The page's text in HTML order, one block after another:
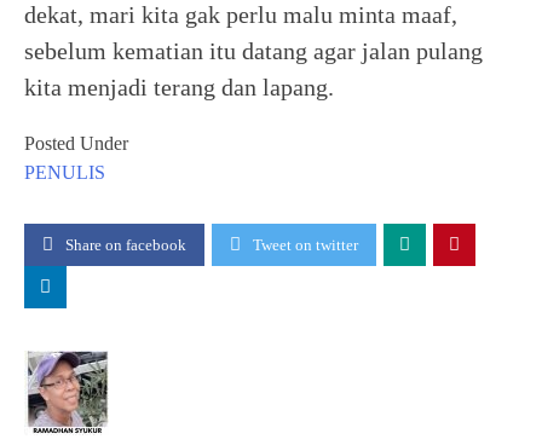
dekat, mari kita gak perlu malu minta maaf,
sebelum kematian itu datang agar jalan pulang
kita menjadi terang dan lapang.
Posted Under
PENULIS
Share on facebook Tweet on twitter